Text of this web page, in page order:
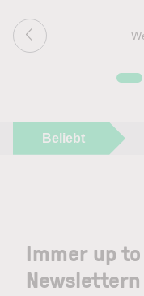
Beliebt
Immer up
Newslettern